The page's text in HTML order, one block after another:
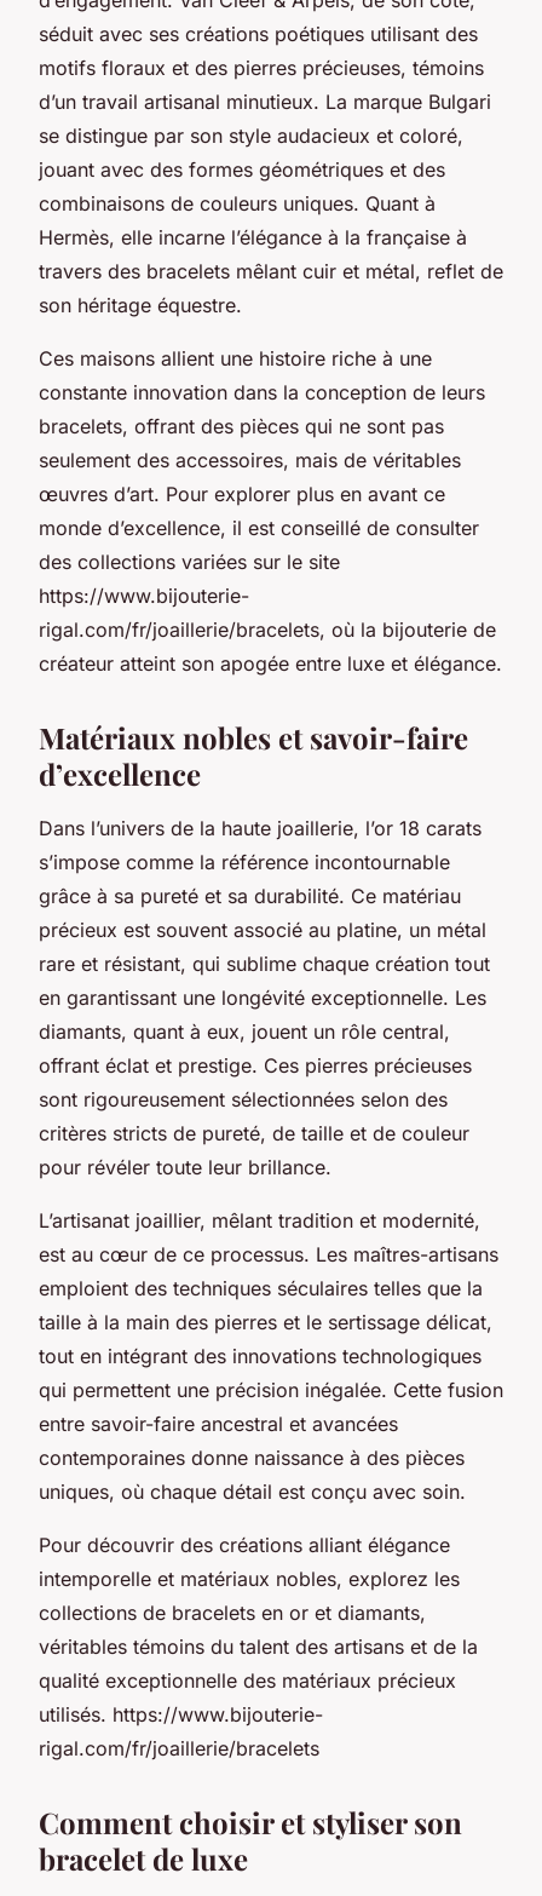
séduit avec ses créations poétiques utilisant des
motifs floraux et des pierres précieuses, témoins
d’un travail artisanal minutieux. La marque Bulgari
se distingue par son style audacieux et coloré,
jouant avec des formes géométriques et des
combinaisons de couleurs uniques. Quant à
Hermès, elle incarne l’élégance à la française à
travers des bracelets mêlant cuir et métal, reflet de
son héritage équestre.
Ces maisons allient une histoire riche à une
constante innovation dans la conception de leurs
bracelets, offrant des pièces qui ne sont pas
seulement des accessoires, mais de véritables
œuvres d’art. Pour explorer plus en avant ce
monde d’excellence, il est conseillé de consulter
des collections variées sur le site
https://www.bijouterie-
rigal.com/fr/joaillerie/bracelets, où la bijouterie de
créateur atteint son apogée entre luxe et élégance.
Matériaux nobles et savoir-faire
d’excellence
Dans l’univers de la haute joaillerie, l’or 18 carats
s’impose comme la référence incontournable
grâce à sa pureté et sa durabilité. Ce matériau
précieux est souvent associé au platine, un métal
rare et résistant, qui sublime chaque création tout
en garantissant une longévité exceptionnelle. Les
diamants, quant à eux, jouent un rôle central,
offrant éclat et prestige. Ces pierres précieuses
sont rigoureusement sélectionnées selon des
critères stricts de pureté, de taille et de couleur
pour révéler toute leur brillance.
L’artisanat joaillier, mêlant tradition et modernité,
est au cœur de ce processus. Les maîtres-artisans
emploient des techniques séculaires telles que la
taille à la main des pierres et le sertissage délicat,
tout en intégrant des innovations technologiques
qui permettent une précision inégalée. Cette fusion
entre savoir-faire ancestral et avancées
contemporaines donne naissance à des pièces
uniques, où chaque détail est conçu avec soin.
Pour découvrir des créations alliant élégance
intemporelle et matériaux nobles, explorez les
collections de bracelets en or et diamants,
véritables témoins du talent des artisans et de la
qualité exceptionnelle des matériaux précieux
utilisés. https://www.bijouterie-
rigal.com/fr/joaillerie/bracelets
Comment choisir et styliser son
bracelet de luxe